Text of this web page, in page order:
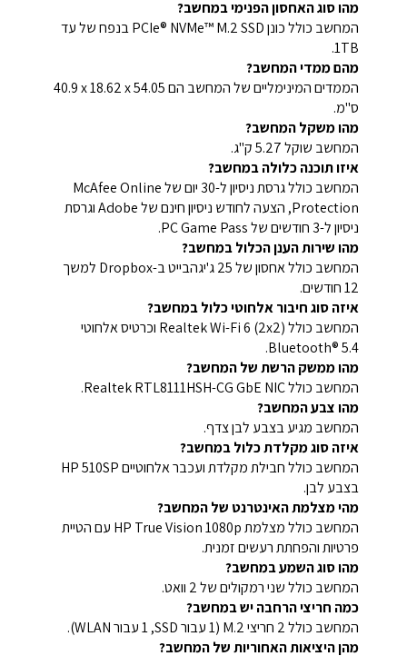
מהו סוג האחסון הפנימי במחשב?
המחשב כולל כונן PCIe® NVMe™ M.2 SSD בנפח של עד
‎1TB.
מהם ממדי המחשב?
הממדים המינימליים של המחשב הם 54.05 x‏ 18.62 x‏ 40.9
ס"מ.
מהו משקל המחשב?
המחשב שוקל 5.27 ק"ג.
איזו תוכנה כלולה במחשב?
המחשב כולל גרסת ניסיון ל-30 יום של McAfee Online
Protection, הצעה לחודש ניסיון חינם של Adobe וגרסת
ניסיון ל-3 חודשים של PC Game Pass.
מהו שירות הענן הכלול במחשב?
המחשב כולל אחסון של ‎25 ג'יגהבייט ב-Dropbox למשך
12 חודשים.
איזה סוג חיבור אלחוטי כלול במחשב?
המחשב כולל Realtek Wi-Fi 6 (2x2) וכרטיס אלחוטי
Bluetooth® 5.4.
מהו ממשק הרשת של המחשב?
המחשב כולל Realtek RTL8111HSH-CG GbE NIC.
מהו צבע המחשב?
המחשב מגיע בצבע לבן צדף.
איזה סוג מקלדת כלול במחשב?
המחשב כולל חבילת מקלדת ועכבר אלחוטיים HP 510SP‎
בצבע לבן.
מהי מצלמת האינטרנט של המחשב?
המחשב כולל מצלמת HP True Vision 1080p עם הטיית
פרטיות והפחתת רעשים זמנית.
מהו סוג השמע במחשב?
המחשב כולל שני רמקולים של 2 וואט.
כמה חריצי הרחבה יש במחשב?
המחשב כולל 2 חריצי M.2‏ (1 עבור SSD‏, 1 עבור WLAN).
מהן היציאות האחוריות של המחשב?